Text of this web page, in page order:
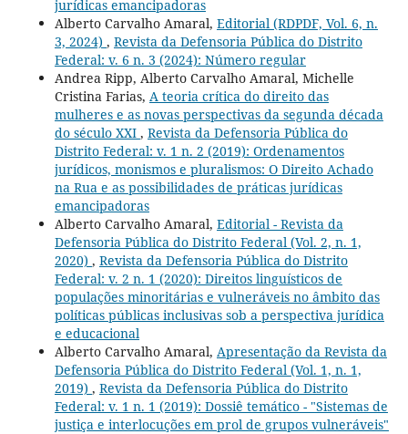
jurídicas emancipadoras
Alberto Carvalho Amaral, Editorial (RDPDF, Vol. 6, n.
3, 2024) , Revista da Defensoria Pública do Distrito
Federal: v. 6 n. 3 (2024): Número regular
Andrea Ripp, Alberto Carvalho Amaral, Michelle
Cristina Farias, A teoria crítica do direito das
mulheres e as novas perspectivas da segunda década
do século XXI , Revista da Defensoria Pública do
Distrito Federal: v. 1 n. 2 (2019): Ordenamentos
jurídicos, monismos e pluralismos: O Direito Achado
na Rua e as possibilidades de práticas jurídicas
emancipadoras
Alberto Carvalho Amaral, Editorial - Revista da
Defensoria Pública do Distrito Federal (Vol. 2, n. 1,
2020) , Revista da Defensoria Pública do Distrito
Federal: v. 2 n. 1 (2020): Direitos linguísticos de
populações minoritárias e vulneráveis no âmbito das
políticas públicas inclusivas sob a perspectiva jurídica
e educacional
Alberto Carvalho Amaral, Apresentação da Revista da
Defensoria Pública do Distrito Federal (Vol. 1, n. 1,
2019) , Revista da Defensoria Pública do Distrito
Federal: v. 1 n. 1 (2019): Dossiê temático - "Sistemas de
justiça e interlocuções em prol de grupos vulneráveis"